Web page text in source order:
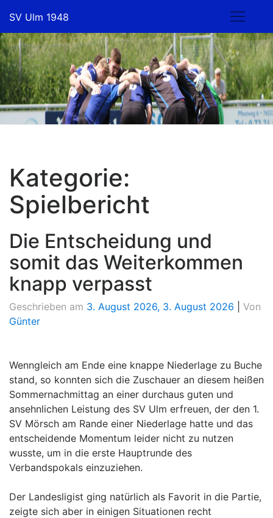
content
SV Ulm 1948
Kategorie:
Spielbericht
Die Entscheidung und
somit das Weiterkommen
knapp verpasst
Geschrieben am 3. August 2026, 3. August 2026
Von
Günter
Wenngleich am Ende eine knappe Niederlage zu Buche
stand, so konnten sich die Zuschauer an diesem heißen
Sommernachmittag an einer durchaus guten und
ansehnlichen Leistung des SV Ulm erfreuen, der den 1.
SV Mörsch am Rande einer Niederlage hatte und das
entscheidende Momentum leider nicht zu nutzen
wusste, um in die erste Hauptrunde des
Verbandspokals einzuziehen.
Der Landesligist ging natürlich als Favorit in die Partie,
zeigte sich aber in einigen Situationen recht